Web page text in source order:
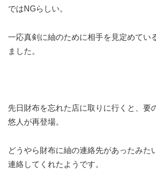
ではNGらしい。
一応真剣に紬のために相手を見定めてい
ました。
先日財布を忘れた店に取りに行くと、要
悠人が再登場。
どうやら財布に紬の連絡先があったみた
連絡してくれたようです。